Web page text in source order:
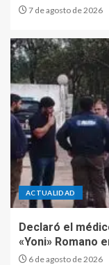
7 de agosto de 2026
ACTUALIDAD
Declaró el
«Yoni» Romano
6 de agosto de 2026